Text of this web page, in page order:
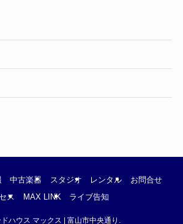
中古楽器 スタジオ レンタル
お問合せ
ス
MAX LINK ライブ告知
ハウス マックス | 富山市中央通り.